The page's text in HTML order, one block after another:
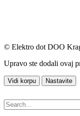
© Elektro dot DOO
Upravo ste dodali ovaj
Vidi korpu Nastavite